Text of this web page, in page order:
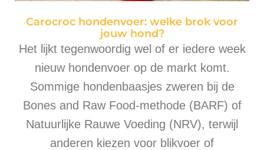
Carocroc hondenvoer: welke brok voor
jouw hond?
Het lijkt tegenwoordig wel of er iedere week
nieuw hondenvoer op de markt komt.
Sommige hondenbaasjes zweren bij de
Bones and Raw Food-methode (BARF) of
Natuurlijke Rauwe Voeding (NRV), terwijl
anderen kiezen voor blikvoer of